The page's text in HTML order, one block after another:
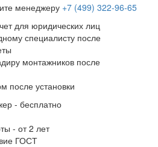
менеджеру +7 (499) 322-96-65
для юридических лиц
специалисту после
монтажников после
после установки
- бесплатно
- от 2 лет
ГОСТ